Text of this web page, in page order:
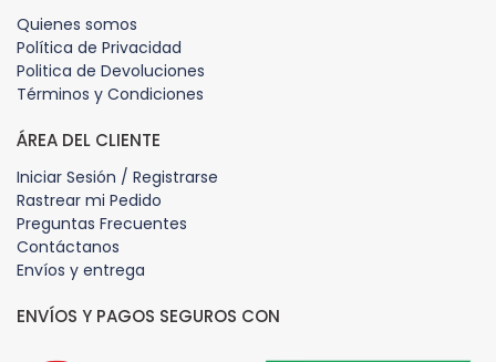
Quienes somos
Política de Privacidad
Politica de Devoluciones
Términos y Condiciones
ÁREA DEL CLIENTE
Iniciar Sesión / Registrarse
Rastrear mi Pedido
Preguntas Frecuentes
Contáctanos
Envíos y entrega
ENVÍOS Y PAGOS SEGUROS CON